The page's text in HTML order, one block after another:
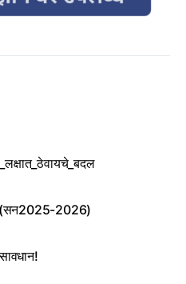
(सन2025-2026)